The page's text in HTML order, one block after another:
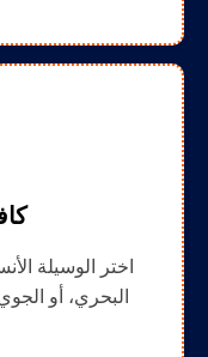
اختر الوسيلة
البحري، أو